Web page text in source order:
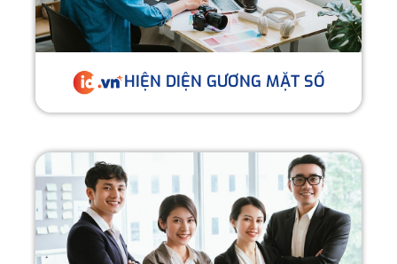
HIỆN DIỆN GƯƠNG MẶT SỐ